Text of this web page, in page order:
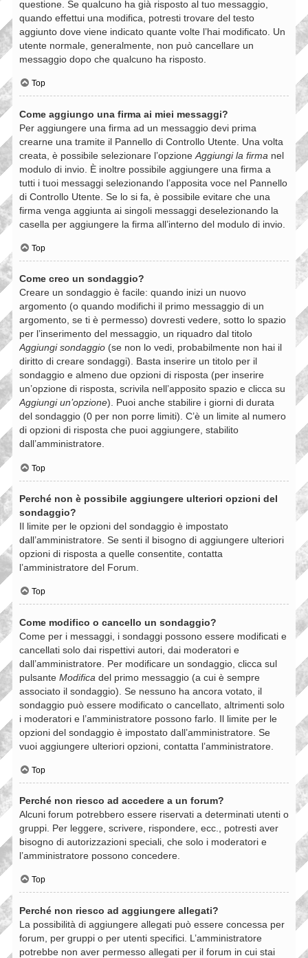
questione. Se qualcuno ha già risposto al tuo messaggio,
quando effettui una modifica, potresti trovare del testo
aggiunto dove viene indicato quante volte l’hai modificato. Un
utente normale, generalmente, non può cancellare un
messaggio dopo che qualcuno ha risposto.
Top
Come aggiungo una firma ai miei messaggi?
Per aggiungere una firma ad un messaggio devi prima
crearne una tramite il Pannello di Controllo Utente. Una volta
creata, è possibile selezionare l’opzione Aggiungi la firma nel
modulo di invio. È inoltre possibile aggiungere una firma a
tutti i tuoi messaggi selezionando l’apposita voce nel Pannello
di Controllo Utente. Se lo si fa, è possibile evitare che una
firma venga aggiunta ai singoli messaggi deselezionando la
casella per aggiungere la firma all’interno del modulo di invio.
Top
Come creo un sondaggio?
Creare un sondaggio è facile: quando inizi un nuovo
argomento (o quando modifichi il primo messaggio di un
argomento, se ti è permesso) dovresti vedere, sotto lo spazio
per l’inserimento del messaggio, un riquadro dal titolo
Aggiungi sondaggio (se non lo vedi, probabilmente non hai il
diritto di creare sondaggi). Basta inserire un titolo per il
sondaggio e almeno due opzioni di risposta (per inserire
un’opzione di risposta, scrivila nell’apposito spazio e clicca su
Aggiungi un’opzione). Puoi anche stabilire i giorni di durata
del sondaggio (0 per non porre limiti). C’è un limite al numero
di opzioni di risposta che puoi aggiungere, stabilito
dall’amministratore.
Top
Perché non è possibile aggiungere ulteriori opzioni del
sondaggio?
Il limite per le opzioni del sondaggio è impostato
dall’amministratore. Se senti il bisogno di aggiungere ulteriori
opzioni di risposta a quelle consentite, contatta
l’amministratore del Forum.
Top
Come modifico o cancello un sondaggio?
Come per i messaggi, i sondaggi possono essere modificati e
cancellati solo dai rispettivi autori, dai moderatori e
dall’amministratore. Per modificare un sondaggio, clicca sul
pulsante Modifica del primo messaggio (a cui è sempre
associato il sondaggio). Se nessuno ha ancora votato, il
sondaggio può essere modificato o cancellato, altrimenti solo
i moderatori e l’amministratore possono farlo. Il limite per le
opzioni del sondaggio è impostato dall’amministratore. Se
vuoi aggiungere ulteriori opzioni, contatta l’amministratore.
Top
Perché non riesco ad accedere a un forum?
Alcuni forum potrebbero essere riservati a determinati utenti o
gruppi. Per leggere, scrivere, rispondere, ecc., potresti aver
bisogno di autorizzazioni speciali, che solo i moderatori e
l’amministratore possono concedere.
Top
Perché non riesco ad aggiungere allegati?
La possibilità di aggiungere allegati può essere concessa per
forum, per gruppi o per utenti specifici. L’amministratore
potrebbe non aver permesso allegati per il forum in cui stai